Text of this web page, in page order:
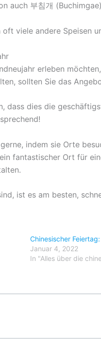
auch 부침개
viele andere Speisen
erleben
sollten Sie das
dass dies die
indem sie Orte
fantastischer Ort für
ist es am besten,
Chinesischer
Januar 4, 2022
In "Alles über die